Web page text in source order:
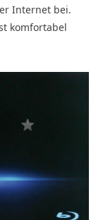
Internet bei.
komfortabel